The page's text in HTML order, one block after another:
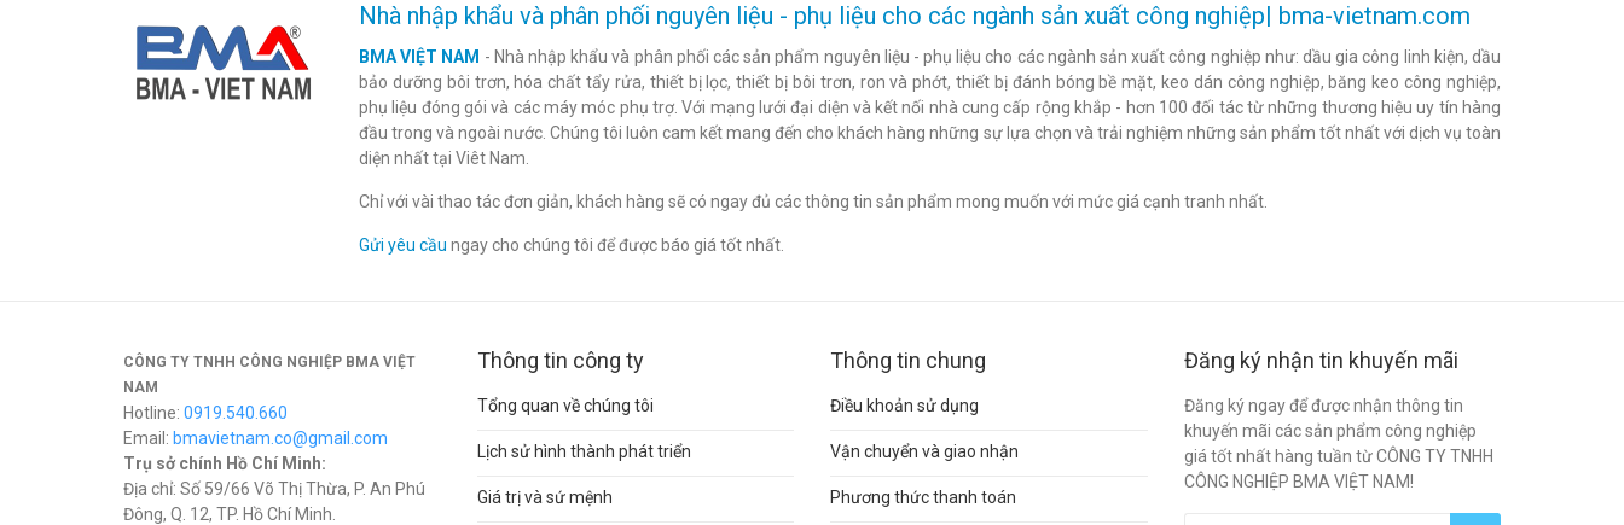
Nhà nhập khẩu và phân phối nguyên liệu - phụ liệu cho các ngành sản xuất công nghiệp| bma-vietnam.com
BMA VIỆT NAM - Nhà nhập khẩu và phân phối các sản phẩm nguyên liệu - phụ liệu cho các ngành sản xuất công nghiệp như: dầu gia công linh kiện, dầu
bảo dưỡng bôi trơn, hóa chất tẩy rửa, thiết bị lọc, thiết bị bôi trơn, ron và phớt, thiết bị đánh bóng bề mặt, keo dán công nghiệp, băng keo công nghiệp,
phụ liệu đóng gói và các máy móc phụ trợ. Với mạng lưới đại diện và kết nối nhà cung cấp rộng khắp - hơn 100 đối tác từ những thương hiệu uy tín hàng
đầu trong và ngoài nước. Chúng tôi luôn cam kết mang đến cho khách hàng những sự lựa chọn và trải nghiệm những sản phẩm tốt nhất với dịch vụ toàn
diện nhất tại Viêt Nam.
Chỉ với vài thao tác đơn giản, khách hàng sẽ có ngay đủ các thông tin sản phẩm mong muốn với mức giá cạnh tranh nhất.
Gửi yêu cầu ngay cho chúng tôi để được báo giá tốt nhất.
CÔNG TY TNHH CÔNG NGHIỆP BMA VIỆT
NAM
Hotline: 0919.540.660
Email: bmavietnam.co@gmail.com
Trụ sở chính Hồ Chí Minh:
Địa chỉ: Số 59/66 Võ Thị Thừa, P. An Phú
Đông, Q. 12, TP. Hồ Chí Minh.
Thông tin công ty
Tổng quan về chúng tôi
Lịch sử hình thành phát triển
Giá trị và sứ mệnh
Thông tin chung
Điều khoản sử dụng
Vận chuyển và giao nhận
Phương thức thanh toán
Đăng ký nhận tin khuyến mãi
Đăng ký ngay để được nhận thông tin
khuyến mãi các sản phẩm công nghiệp
giá tốt nhất hàng tuần từ CÔNG TY TNHH
CÔNG NGHIỆP BMA VIỆT NAM!